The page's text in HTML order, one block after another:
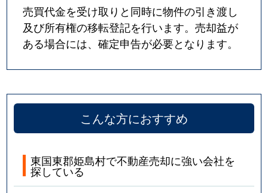
売買代金を受け取りと同時に物件の引き渡し
及び所有権の移転登記を行います。売却益が
ある場合には、確定申告が必要となります。
こんな方におすすめ
東国東郡姫島村で不動産売却に強い会社を
探している